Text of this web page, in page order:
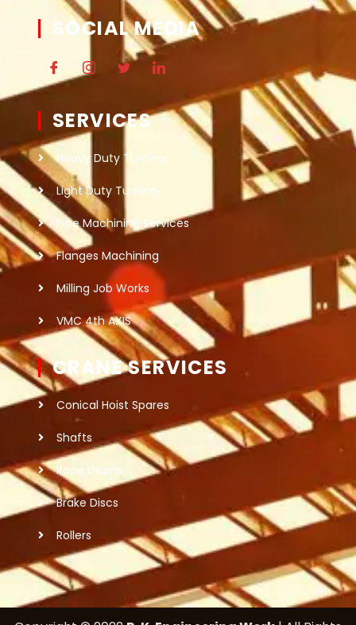
SOCIAL MEDIA
SERVICES
Heavy Duty Turning
Light Duty Turning
Pipe Machining Services
Flanges Machining
Milling Job Works
VMC 4th AXIS
CRANE SERVICES
Conical Hoist Spares
Shafts
Rope Drums
Brake Discs
Rollers